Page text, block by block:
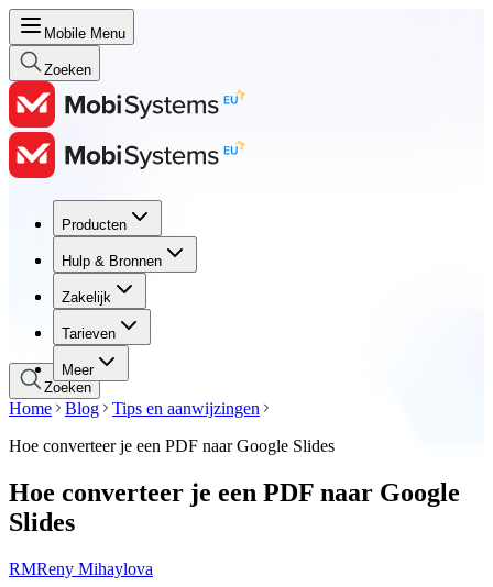
Mobile Menu
Zoeken
Producten
Hulp & Bronnen
Zakelijk
Tarieven
Meer
Producten
Hulp & Bronnen
Zakelijk
Tarieven
Zoeken
Home Blog
Tips en aanwijzingen
Hoe converteer je een PDF naar Google Slides
Hoe converteer je een PDF naar Google
Slides
RMReny Mihaylova